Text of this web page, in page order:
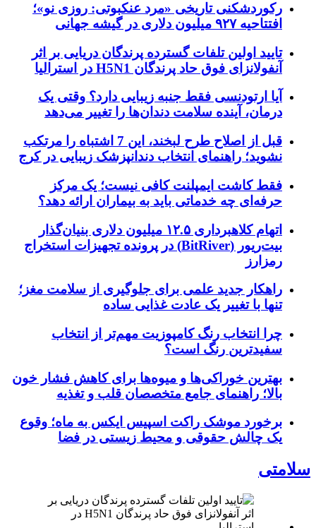
رکوردشکنی تاریخی «مرد عنکبوتی: روزی نو»؛
افتتاحیه ۹۲۷ میلیون دلاری در گیشه جهانی
تایید اولین تلفات گسترده پرندگان دریایی بر اثر
آنفولانزای فوق حاد پرندگان H5N1 در استرالیا
آیا ارتودنسی فقط جنبه زیبایی دارد؟ وقتی یک
درمان، آینده سلامت دندان‌ها را تغییر می‌دهد
قبل از اصلاح طرح لبخند، این 7 اشتباه را مرتکب
نشوید؛ راهنمای انتخاب دندانپزشک زیبایی در کرج
فقط کاشت ایمپلنت کافی نیست؛ یک مرکز
حرفه‌ای چه خدماتی باید به بیماران ارائه دهد؟
اتهام کلاهبرداری ۱۲.۵ میلیون دلاری بنیان‌گذار
بیت‌ریور (BitRiver) در پرونده تجهیزات استخراج
رمزارز
راهکار جدید علمی برای جلوگیری از سلامت مغز؛
تنها با تغییر یک عادت غذایی ساده
چرا انتخاب رنگ کامپوزیت مهم‌تر از انتخاب
سفیدترین رنگ است؟
بهترین خوراکی‌ها و میوه‌ها برای کاهش فشار خون
بالا؛ راهنمای جامع متخصصان قلب و تغذیه
برخورد موشک راکت اسپیس ایکس به ماه؛ وقوع
یک چالش حقوقی و محیط زیستی در فضا
سلامتی